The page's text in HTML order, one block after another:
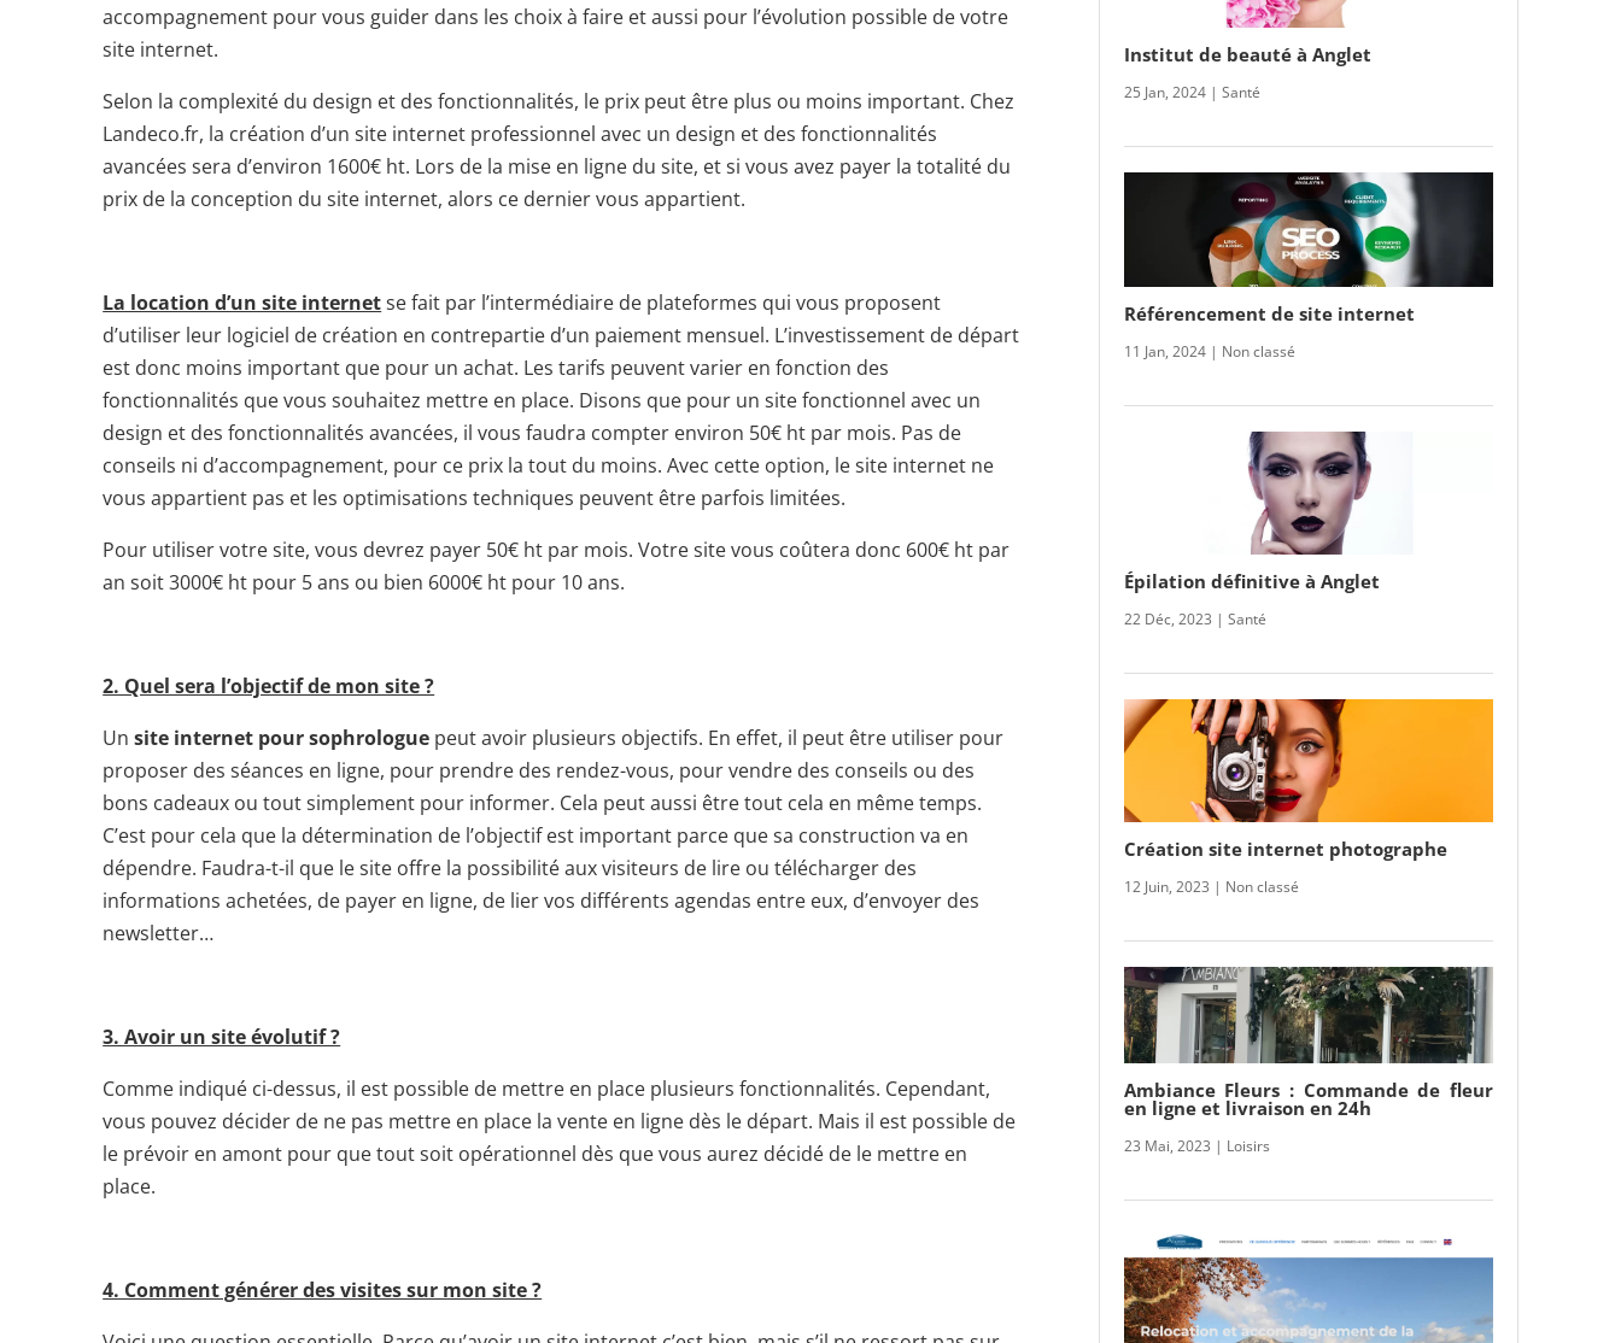
accompagnement pour vous guider dans les choix à faire et aussi pour l’évolution possible de votre
site internet.
Selon la complexité du design et des fonctionnalités, le prix peut être plus ou moins important. Chez
Landeco.fr, la création d’un site internet professionnel avec un design et des fonctionnalités
avancées sera d’environ 1600€ ht. Lors de la mise en ligne du site, et si vous avez payer la totalité du
prix de la conception du site internet, alors ce dernier vous appartient.
La location d’un site internetse fait par l’intermédiaire de plateformes qui vous proposent
d’utiliser leur logiciel de création en contrepartie d’un paiement mensuel. L’investissement de départ
est donc moins important que pour un achat. Les tarifs peuvent varier en fonction des
fonctionnalités que vous souhaitez mettre en place. Disons que pour un site fonctionnel avec un
design et des fonctionnalités avancées, il vous faudra compter environ 50€ ht par mois. Pas de
conseils ni d’accompagnement, pour ce prix la tout du moins. Avec cette option, le site internet ne
vous appartient pas et les optimisations techniques peuvent être parfois limitées.
Pour utiliser votre site, vous devrez payer 50€ ht par mois. Votre site vous coûtera donc 600€ ht par
an soit 3000€ ht pour 5 ans ou bien 6000€ ht pour 10 ans.
2. Quel sera l’objectif de mon site ?
Unsite internet pour sophrologue peut avoir plusieurs objectifs. En effet, il peut être utiliser pour
proposer des séances en ligne, pour prendre des rendez-vous, pour vendre des conseils ou des
bons cadeaux ou tout simplement pour informer. Cela peut aussi être tout cela en même temps.
C’est pour cela que la détermination de l’objectif est important parce que sa construction va en
dépendre. Faudra-t-il que le site offre la possibilité aux visiteurs de lire ou télécharger des
informations achetées, de payer en ligne, de lier vos différents agendas entre eux, d’envoyer des
newsletter…
3. Avoir un site évolutif ?
Comme indiqué ci-dessus, il est possible de mettre en place plusieurs fonctionnalités. Cependant,
vous pouvez décider de ne pas mettre en place la vente en ligne dès le départ. Mais il est possible de
le prévoir en amont pour que tout soit opérationnel dès que vous aurez décidé de le mettre en
place.
4. Comment générer des visites sur mon site ?
Institut de beauté à Anglet
25 Jan, 2024| Santé
Référencement de site internet
11 Jan, 2024| Non classé
Épilation définitive à Anglet
22 Déc, 2023 | Santé
Création site internet photographe
12 Juin, 2023 | Non classé
Ambiance Fleurs : Commande de fleur
en ligne et livraison en 24h
23 Mai, 2023 | Loisirs